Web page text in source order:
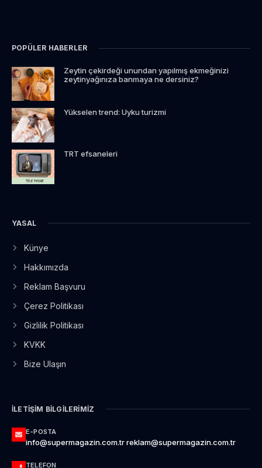
POPÜLER HABERLER
Zeytin çekirdeği unundan yapılmış ekmeğinizi
zeytinyağınıza banmaya ne dersiniz?
Yükselen trend: Uyku turizmi
TRT efsaneleri
YASAL
Künye
Hakkımızda
Reklam Başvuru
Çerez Politikası
Gizlilik Politikası
KVKK
Bize Ulaşın
İLETIŞIM BILGILERIMIZ
E-POSTA
info@supermagazin.com.tr reklam@supermagazin.com.tr
TELEFON